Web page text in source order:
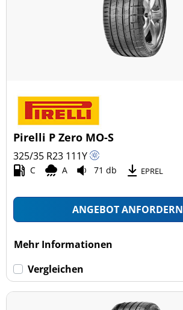
Ganzjahresreifen (0)
Pkw (7)
4x4/Offroad (0)
Transporter (0)
Wohnmobil (0)
Keine Run-flat (7)
Pirelli P Zero MO-S
325/35 R23 111Y
C A 71 db EPREL
ANGEBOT ANFORDERN
Mehr Informationen
Vergleichen